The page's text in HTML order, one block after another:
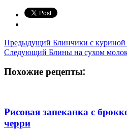
Предыдущий Блинчики с куриной
Следующий Блины на сухом
Похожие рецепты:
Рисовая запеканка с
черри